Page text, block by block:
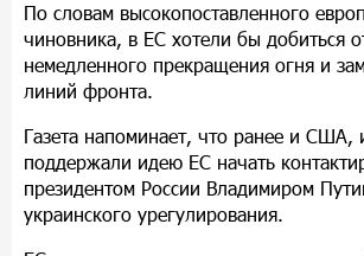
По словам высокопоставленного
чиновника, в ЕС хотели бы добиться
немедленного прекращения огня и
линий фронта.
Газета напоминает, что ранее и США,
поддержали идею ЕС начать
президентом России Владимиром
украинского урегулирования.